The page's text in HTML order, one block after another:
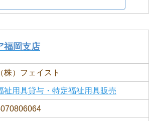
福岡支店
（株）フェイスト
祉用具貸与・特定福祉用具販売